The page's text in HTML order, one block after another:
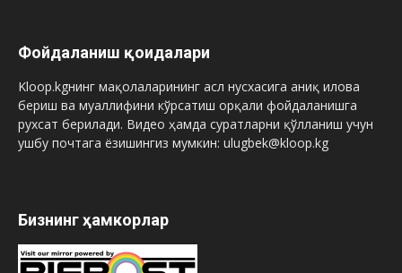
Фойдаланиш қоидалари
Kloop.kgнинг мақолаларининг асл нусхасига аниқ илова
бериш ва муаллифини кўрсатиш орқали фойдаланишга
рухсат берилади. Видео ҳамда суратларни қўлланиш учун
ушбу почтага ёзишингиз мумкин: ulugbek@kloop.kg
Бизнинг ҳамкорлар